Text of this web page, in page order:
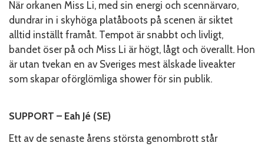
När orkanen Miss Li, med sin energi och scennärvaro,
dundrar in i skyhöga platåboots på scenen är siktet
alltid inställt framåt. Tempot är snabbt och livligt,
bandet öser på och Miss Li är högt, lågt och överallt. Hon
är utan tvekan en av Sveriges mest älskade liveakter
som skapar oförglömliga shower för sin publik.
SUPPORT – Eah Jé (SE)
Ett av de senaste årens största genombrott står